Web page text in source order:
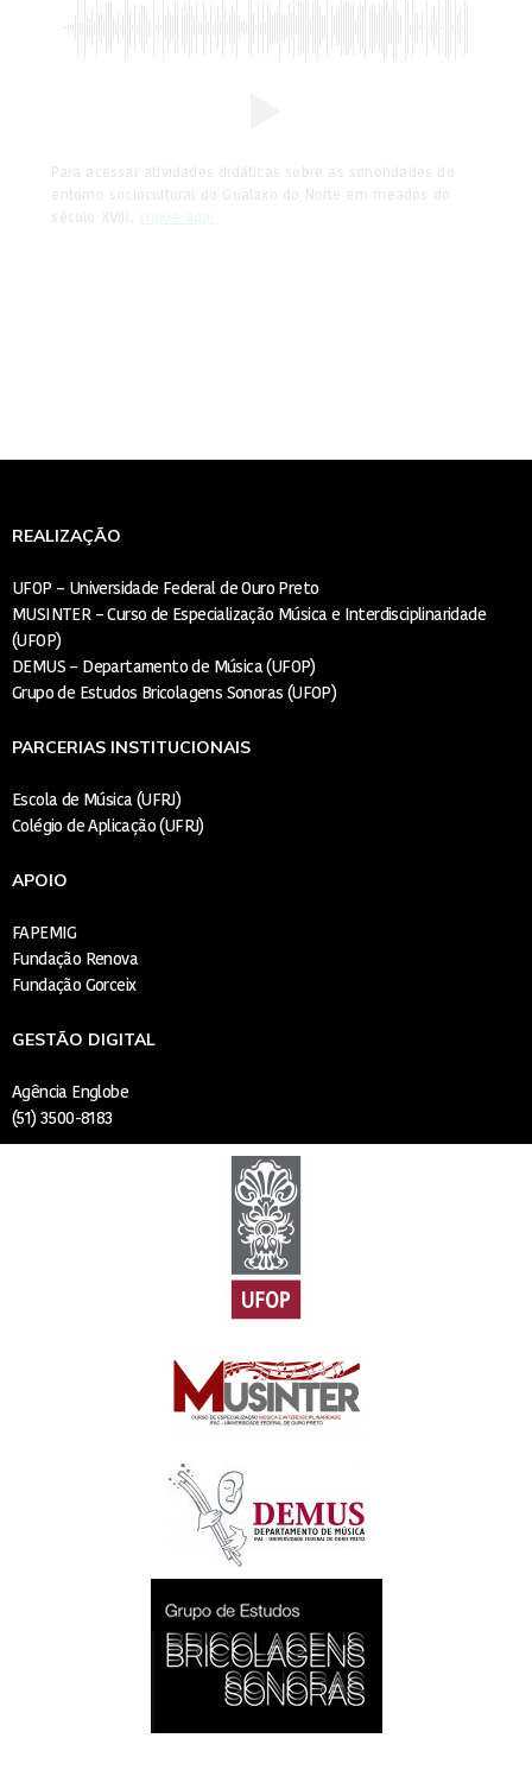
Para acessar atividades didáticas sobre as sonoridades do
entorno sociocultural do Gualaxo do Norte em meados do
século XVIII,
REALIZAÇÃO
UFOP – Universidade Federal de Ouro Preto
MUSINTER – Curso de Especialização Música e Interdisciplinaridade
(UFOP)
DEMUS – Departamento de Música (UFOP)
Grupo de Estudos Bricolagens Sonoras (UFOP)
PARCERIAS INSTITUCIONAIS
Escola de Música (UFRJ)
Colégio de Aplicação (UFRJ)
APOIO
FAPEMIG
Fundação Renova
Fundação Gorceix
GESTÃO DIGITAL
Agência Englobe
(51) 3500-8183